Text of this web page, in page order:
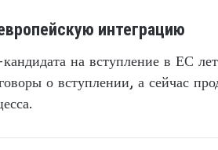
интеграцию
на вступление в ЕС
о вступлении, а сейчас